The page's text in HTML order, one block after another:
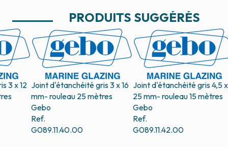
PRODUITS SUGGÉRÉS
3 x 12 Joint d'étanchéité gris 3 x 16
mm- rouleau 25 mètres
Gebo
Ref.
G089.11.40.00
Joint d'étanchéité gris 4,5 x
25 mm- rouleau 15 mètres
Gebo
Ref.
G089.11.42.00